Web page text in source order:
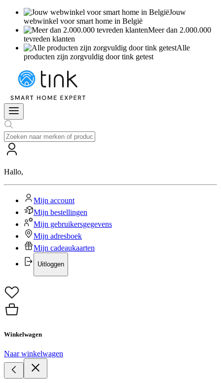
Jouw
webwinkel voor smart home in België
Meer dan 2.000.000
tevreden klanten
Alle
producten zijn zorgvuldig door tink getest
Hallo,
Mijn account
Mijn bestellingen
Mijn gebruikersgegevens
Mijn adresboek
Mijn cadeaukaarten
Uitloggen
Winkelwagen
Naar winkelwagen